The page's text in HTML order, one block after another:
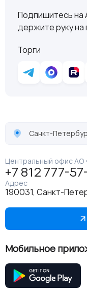
Подпишитесь на
держите руку на
Торги
Санкт-
Центральный офис АО
+7 812 777-
Адрес
190031, Санкт-
Мобильное